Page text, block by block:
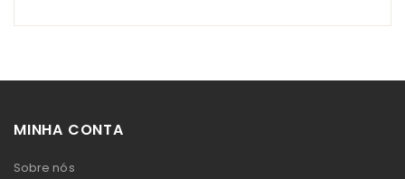
MINHA CONTA
Sobre nós